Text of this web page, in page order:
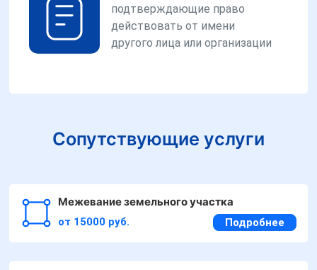
подтверждающие право
действовать от имени
другого лица или организации
Сопутствующие услуги
Межевание земельного участка
от 15000 руб. Подробнее